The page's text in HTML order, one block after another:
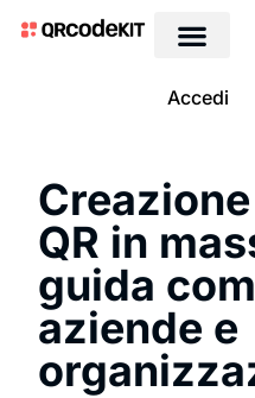
Accedi
QR in
guida
aziende e